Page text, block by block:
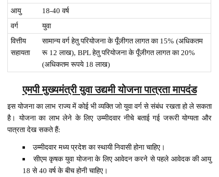
आयु
18-40 वर्ष
वर्ग
युवा
वित्तीय
सहायता
सामान्य वर्ग हेतु परियोजना के पूँजीगत लागत का 15% (अधिकतम
रू 12 लाख), BPL हेतु परियोजना के पूँजीगत लागत का 20%
(अधिकतम रूपये 18 लाख)
एमपी मुख्यमंत्री युवा उद्यमी योजना पात्रतामापदंड
इस योजना का लाभ राज्य में कोई भी व्यक्ति जो युवा वर्ग से संबंध रखता हो ले सकता
है। योजना का लाभ लेने के लिए उम्मीदवार नीचे बताई गई जरूरी योग्यता और
पात्रता देख सकते हैं:
उम्मीदवार मध्य प्रदेश का स्थायी निवासी होना चाहिए।
सीएम कृषक युवा योजना के लिए आवेदन करने से पहले आवेदक की आयु
18 से 40 वर्ष के बीच होनी चाहिए।